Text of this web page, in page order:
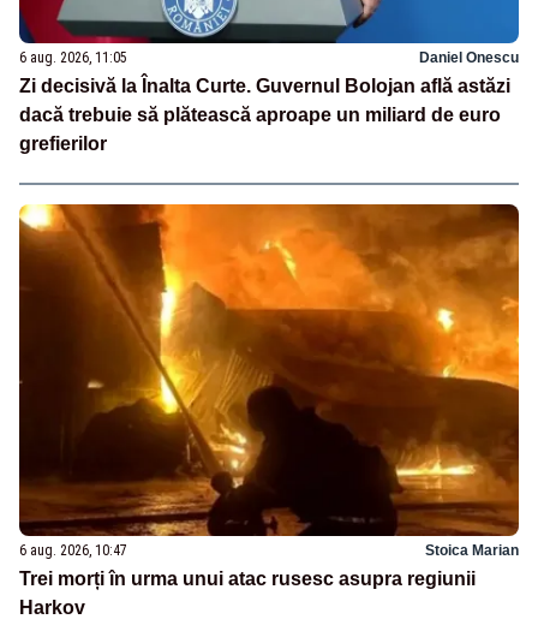
6 aug. 2026, 11:05 Daniel Onescu
Zi decisivă la Înalta Curte. Guvernul Bolojan află astăzi
dacă trebuie să plătească aproape un miliard de euro
grefierilor
6 aug. 2026, 10:47 Stoica Marian
Trei morți în urma unui atac rusesc asupra regiunii
Harkov